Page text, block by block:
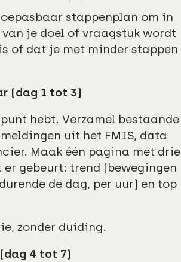
stappenplan om in
je doel of vraagstuk wordt
of dat je met minder stappen
(dag 1 tot 3)
hebt. Verzamel bestaande
uit het FMIS, data
Maak één pagina met drie
gebeurt: trend (bewegingen
de dag, per uur) en top
zonder duiding.
4 tot 7)